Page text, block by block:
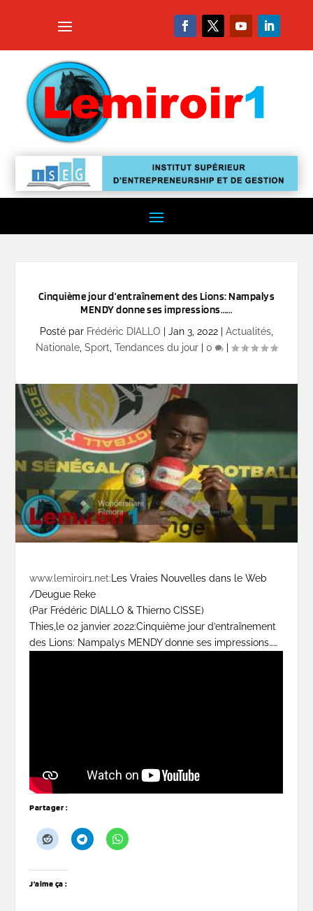
Cinquième jour d’entraînement des Lions: Nampalys
MENDY donne ses impressions……
Posté par Frédéric DIALLO Jan 3, 2022 Actualités
Nationale Sport Tendances du jour 0
www.lemiroir1.net:Les Vraies Nouvelles dans le Web
/Deugue Reke
(Par Frédéric DIALLO & Thierno CISSE)
Thies,le 02 janvier 2022:Cinquième jour d’entraînement
des Lions: Nampalys MENDY donne ses impressions……
Partager :
J’aime ça :